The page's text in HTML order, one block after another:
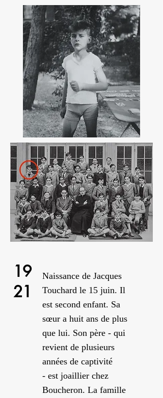
19
21
Naissance de Jacques
Touchard le 15 juin. Il
est second enfant. Sa
sœur a huit ans de plus
que lui. Son père - qui
revient de plusieurs
années de captivité
- est joaillier chez
Boucheron. La famille